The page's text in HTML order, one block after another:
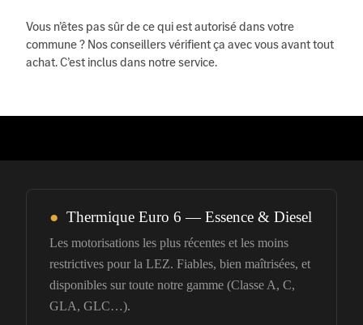
Vous n’êtes pas sûr de ce qui est autorisé dans votre
commune ? Nos conseillers vérifient ça avec vous avant tout
achat. C’est inclus dans notre service.
● Thermique Euro 6 — Essence & Diesel
Les motorisations les plus récentes et les moins
restrictives pour la LEZ. Fiables, bien maîtrisées, et
disponibles sur toute notre gamme (Classe A, C,
GLA, GLC…).